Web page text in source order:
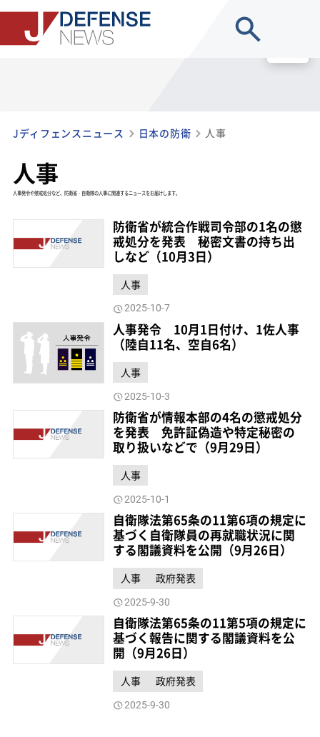
Jディフェンスニュース 日本の防衛 人事
人事
人事発令や懲戒処分など、防衛省・自衛隊の人事に関連するニュースをお届けします。
防衛省が統合作戦司令部の1名の懲
戒処分を発表 秘密文書の持ち出
しなど（10月3日）
人事
2025-10-7
人事発令 10月1日付け、1佐人事
（陸自11名、空自6名）
人事
2025-10-3
防衛省が情報本部の4名の懲戒処分
を発表 免許証偽造や特定秘密の
取り扱いなどで（9月29日）
人事
2025-10-1
自衛隊法第65条の11第6項の規定に
基づく自衛隊員の再就職状況に関
する閣議資料を公開（9月26日）
人事 政府発表
2025-9-30
自衛隊法第65条の11第5項の規定に
基づく報告に関する閣議資料を公
開（9月26日）
人事 政府発表
2025-9-30